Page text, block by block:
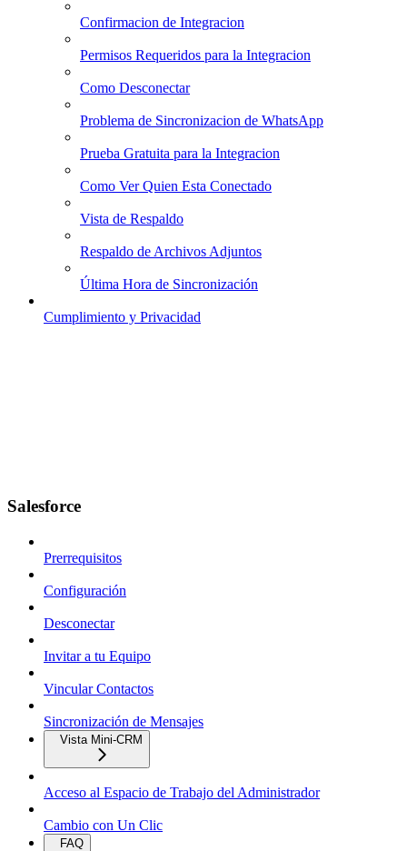
Confirmacion de Integracion
Permisos Requeridos para la Integracion
Como Desconectar
Problema de Sincronizacion de WhatsApp
Prueba Gratuita para la Integracion
Como Ver Quien Esta Conectado
Vista de Respaldo
Respaldo de Archivos Adjuntos
Última Hora de Sincronización
Cumplimiento y Privacidad
Salesforce
Prerrequisitos
Configuración
Desconectar
Invitar a tu Equipo
Vincular Contactos
Sincronización de Mensajes
Vista Mini-CRM
Acceso al Espacio de Trabajo del Administrador
Cambio con Un Clic
FAQ